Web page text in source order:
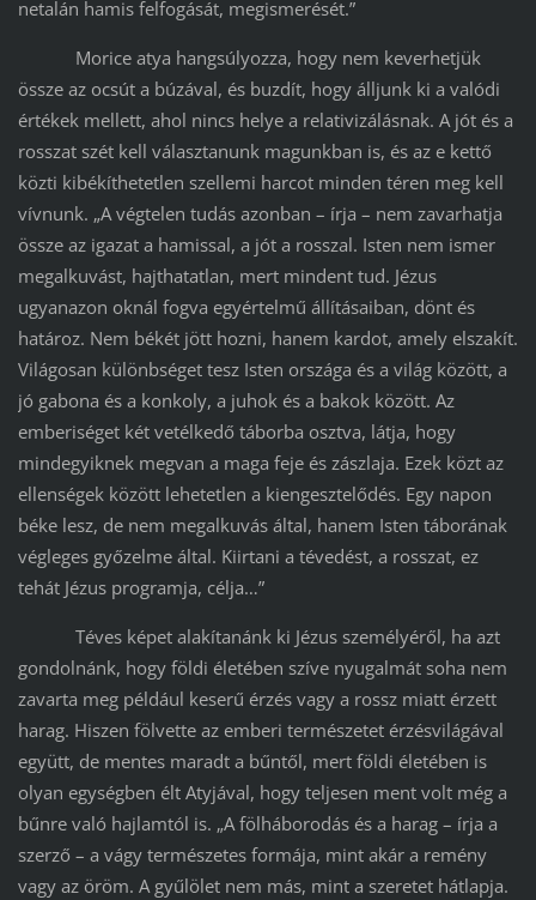
netalán hamis felfogását, megismerését.”
Morice atya hangsúlyozza, hogy nem keverhetjük
össze az ocsút a búzával, és buzdít, hogy álljunk ki a valódi
értékek mellett, ahol nincs helye a relativizálásnak. A jót és a
rosszat szét kell választanunk magunkban is, és az e kettő
közti kibékíthetetlen szellemi harcot minden téren meg kell
vívnunk. „A végtelen tudás azonban – írja – nem zavarhatja
össze az igazat a hamissal, a jót a rosszal. Isten nem ismer
megalkuvást, hajthatatlan, mert mindent tud. Jézus
ugyanazon oknál fogva egyértelmű állításaiban, dönt és
határoz. Nem békét jött hozni, hanem kardot, amely elszakít.
Világosan különbséget tesz Isten országa és a világ között, a
jó gabona és a konkoly, a juhok és a bakok között. Az
emberiséget két vetélkedő táborba osztva, látja, hogy
mindegyiknek megvan a maga feje és zászlaja. Ezek közt az
ellenségek között lehetetlen a kiengesztelődés. Egy napon
béke lesz, de nem megalkuvás által, hanem Isten táborának
végleges győzelme által. Kiirtani a tévedést, a rosszat, ez
tehát Jézus programja, célja…”
Téves képet alakítanánk ki Jézus személyéről, ha azt
gondolnánk, hogy földi életében szíve nyugalmát soha nem
zavarta meg például keserű érzés vagy a rossz miatt érzett
harag. Hiszen fölvette az emberi természetet érzésvilágával
együtt, de mentes maradt a bűntől, mert földi életében is
olyan egységben élt Atyjával, hogy teljesen ment volt még a
bűnre való hajlamtól is. „A fölháborodás és a harag – írja a
szerző – a vágy természetes formája, mint akár a remény
vagy az öröm. A gyűlölet nem más, mint a szeretet hátlapja.